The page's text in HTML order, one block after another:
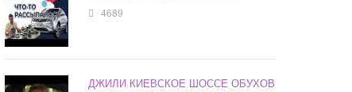
4689
ДЖИЛИ КИЕВСКОЕ ШОССЕ ОБУХОВ